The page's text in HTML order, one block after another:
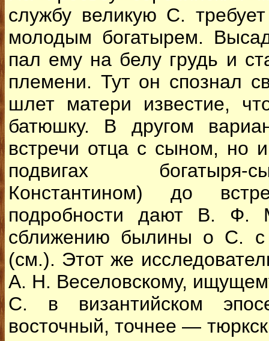
службу великую С.
молодым богатырем.
пал ему на белу грудь и
племени. Тут он спознал
шлет матери известие,
батюшку. В другом
встречи отца с сыном, но
подвигах богатыря-
Константином) до
подробности дают В. Ф.
сближению былины о С.
(см.). Этот же
А. Н. Веселовскому,
С. в византийском
восточный, точнее —